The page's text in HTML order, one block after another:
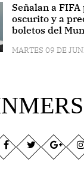
Señalan a
oscurito y a
boletos del
MARTES 09 DE